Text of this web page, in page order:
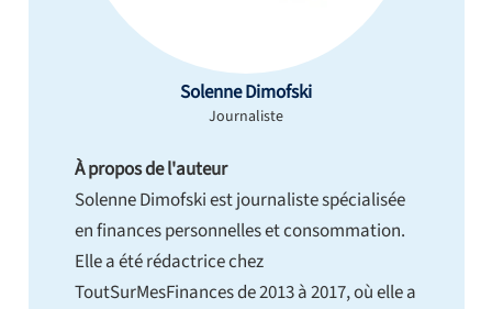
Solenne Dimofski
Journaliste
À propos de l'auteur
Solenne Dimofski est journaliste spécialisée
en finances personnelles et consommation.
Elle a été rédactrice chez
ToutSurMesFinances de 2013 à 2017, où elle a